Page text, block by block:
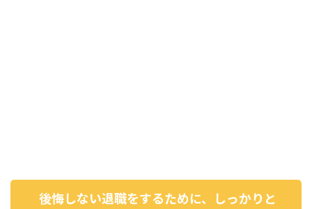
後悔しない退職をするために、しっかりと